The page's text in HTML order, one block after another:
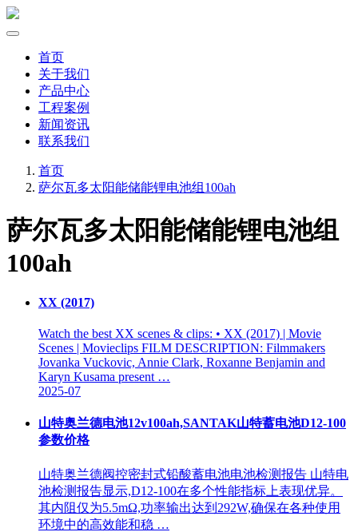
首页
关于我们
产品中心
工程案例
新闻资讯
联系我们
首页
萨尔瓦多太阳能储能锂电池组100ah
萨尔瓦多太阳能储能锂电池组
100ah
XX (2017)
Watch the best XX scenes & clips: • XX (2017) | Movie
Scenes | Movieclips FILM DESCRIPTION: Filmmakers
Jovanka Vuckovic, Annie Clark, Roxanne Benjamin and
Karyn Kusama present …
2025-07
山特奥兰德电池12v100ah,SANTAK山特蓄电池D12-100
参数价格
山特奥兰德阀控密封式铅酸蓄电池电池检测报告 山特电
池检测报告显示,D12-100在多个性能指标上表现优异。
其内阻仅为5.5mΩ,功率输出达到292W,确保在各种使用
环境中的高效能和稳 …